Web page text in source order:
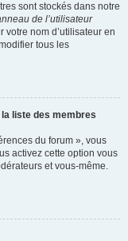
sont stockés dans notre
de l’utilisateur
nom d’utilisateur en
tous les
liste des membres
du forum », vous
activez cette option vous
et vous-même.